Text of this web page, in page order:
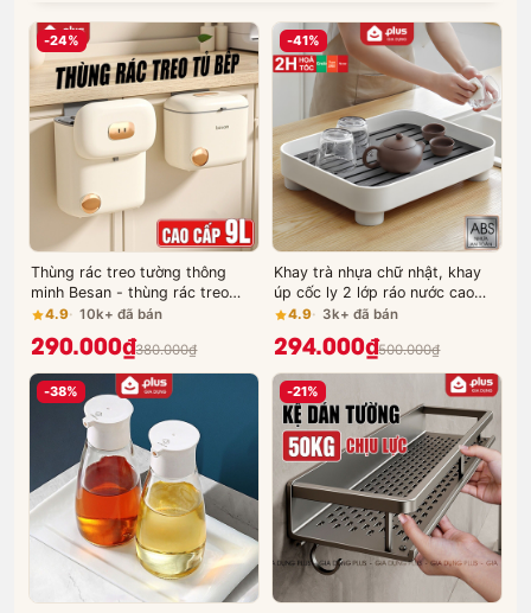
-24%
Thùng rác treo tường thông
minh Besan - thùng rác treo
cánh tủ bếp, treo tường nhà vệ
sinh đa năng tiện lợi
4.9 10k+ đã bán
290.000₫380.000₫
-41%
Khay trà nhựa chữ nhật, khay
úp cốc ly 2 lớp ráo nước cao
cấp - Hàng nhập khẩu chính
hãng, chống bám bẩn JIANXIA
4.9 3k+ đã bán
294.000₫500.000₫
-38% -21%